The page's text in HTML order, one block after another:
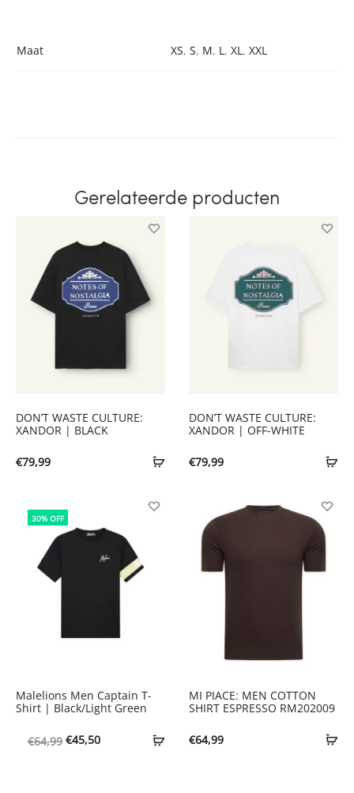
Maat XS, S, M, L, XL, XXL
Gerelateerde producten
DON’T WASTE CULTURE:
XANDOR | BLACK
€79,99
DON’T WASTE CULTURE:
XANDOR | OFF-WHITE
€79,99
30% OFF
Malelions Men Captain T-
Shirt | Black/Light Green
€64,99 Oorspronkelijke
€45,50Huidige
MI PIACE: MEN COTTON
SHIRT ESPRESSO RM202009
€64,99